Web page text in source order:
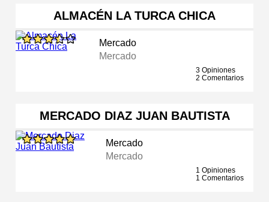
ALMACÉN LA TURCA CHICA
Mercado
Mercado
3 Opiniones
2 Comentarios
MERCADO DIAZ JUAN BAUTISTA
Mercado
Mercado
1 Opiniones
1 Comentarios